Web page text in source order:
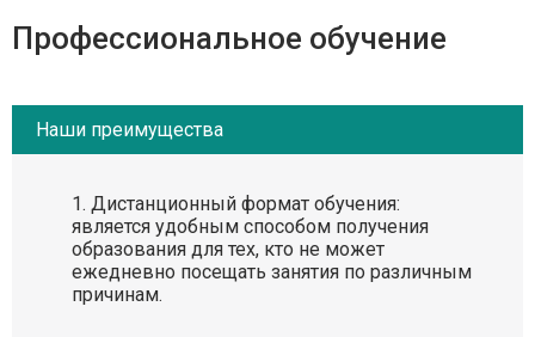
Профессиональное обучение
Наши преимущества
Дистанционный формат обучения:
является удобным способом получения
образования для тех, кто не может
ежедневно посещать занятия по различным
причинам.